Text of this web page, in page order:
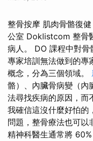
整骨按摩 肌肉骨骼復
公室 Doklistcom 整骨
病人。 DO 課程中對
專家培訓無法做到的專
概念，分為三個領域。
骼）、內臟骨病變（內
法尋找疾病的原因，而
我確信這沒什麼好怕的
問題，整骨療法也可以
精神科醫生通常將